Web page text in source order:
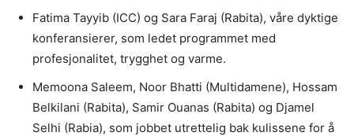
Fatima Tayyib (ICC) og Sara Faraj (Rabita), våre dyktige
konferansierer, som ledet programmet med
profesjonalitet, trygghet og varme.
Memoona Saleem, Noor Bhatti (Multidamene), Hossam
Belkilani (Rabita), Samir Ouanas (Rabita) og Djamel
Selhi (Rabia), som jobbet utrettelig bak kulissene for å